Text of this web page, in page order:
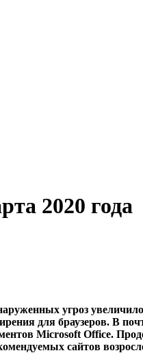
2020 года
угроз
для браузеров. В
Microsoft Office.
сайтов